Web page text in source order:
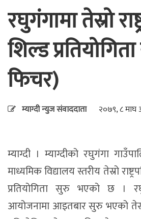
रघुगंगामा तेस्रो
शिल्ड
फिचर)
म्याग्दी न्युज संवाददाता २०७९, ८
म्याग्दी । म्याग्दीको रघुगंगा
माध्यमिक विद्यालय स्तरीय तेस्रो
प्रतियोगिता सुरु भएको छ ।
आयोजनामा आइतबार सुरु भएको तेस्रो